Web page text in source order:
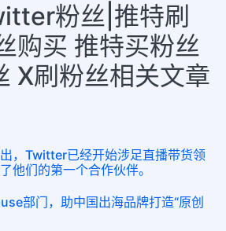
粉丝|推特刷
购买 推特买粉丝
X刷粉丝相关文章
，Twitter已经开始涉足直播带货领
他们的第一个合作伙伴。
部门，助中国出海品牌打造“原创